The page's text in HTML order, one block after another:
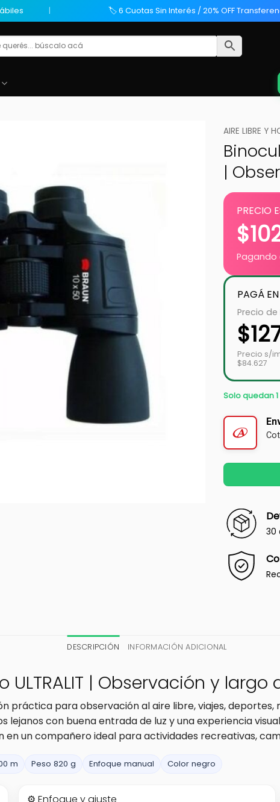
🏷️ 6 Cuotas Sin Interés / 20% OFF
AIRE LIBRE Y
|
PRECIO
$
Pagando
PAGÁ
Precio de
$
Precio s/
$84.627
Solo quedan
30
DESCRIPCIÓN INFORMACIÓN ADICIONAL
ULTRALIT | Observación y largo
práctica para observación al aire libre, viajes, deportes,
con buena entrada de luz y una experiencia
un compañero ideal para actividades recreativas,
m Peso 820 g Enfoque manual Color negro
⚙️ Enfoque y ajuste